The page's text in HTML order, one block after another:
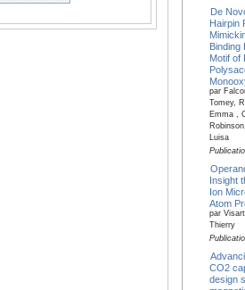
De
Hairpin
Binding
Motif of
par
Tomey,
Emma ,
Luisa
Insight
Ion
Atom
par
Thierry
CO2
design